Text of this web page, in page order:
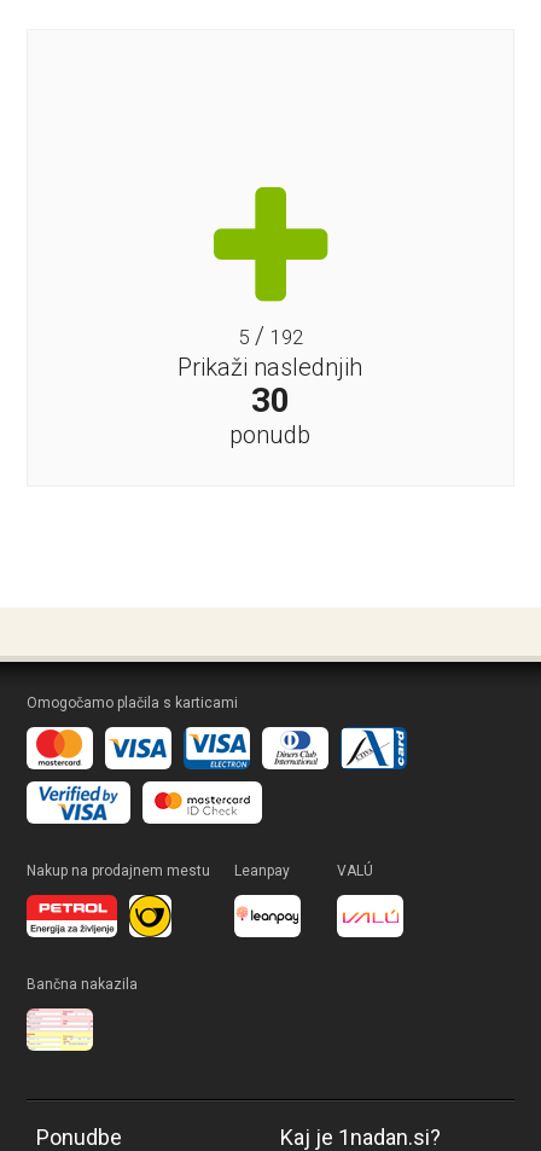
5/ 192
Prikaži naslednjih
30
ponudb
Omogočamo plačila s karticami
Nakup na prodajnem mestu Leanpay VALÚ
Bančna nakazila
Ponudbe Kaj je 1nadan.si?